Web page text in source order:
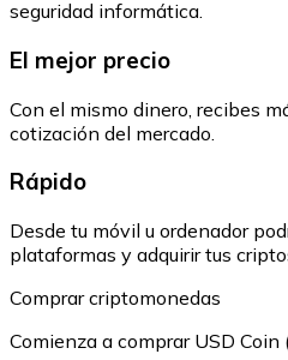
seguridad informática.
El mejor precio
Con el mismo dinero, recibes
cotización del mercado.
Rápido
Desde tu móvil u ordenador
plataformas y adquirir tus
Comprar criptomonedas
Comienza a comprar USD Coin